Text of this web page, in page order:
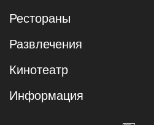
Рестораны
Развлечения
Кинотеатр
Информация